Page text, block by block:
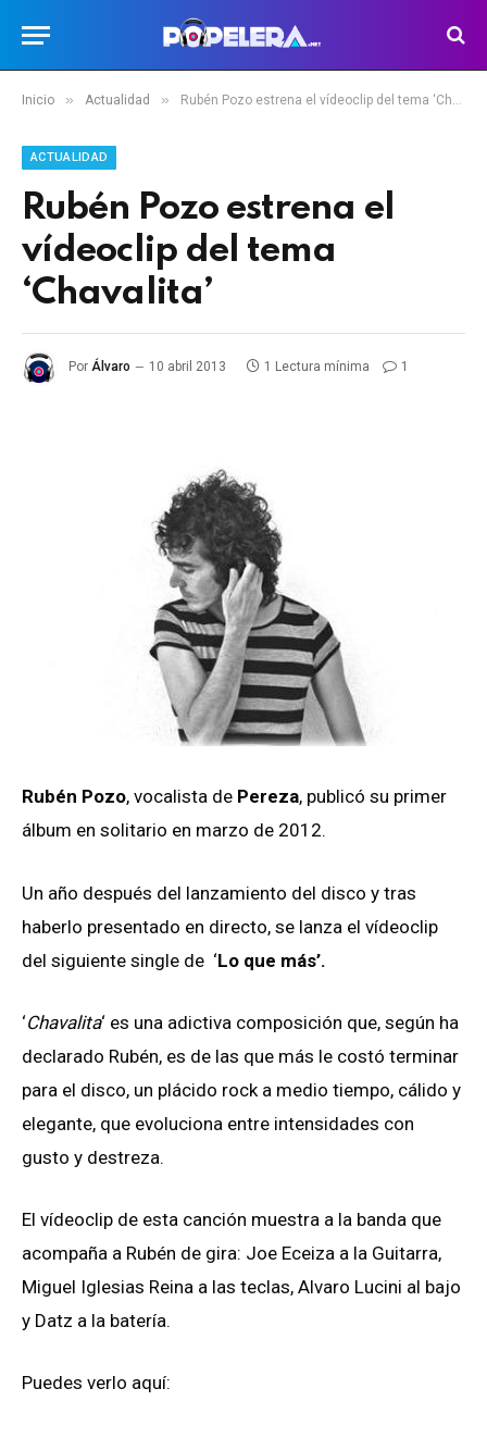
Inicio » Actualidad » Rubén Pozo estrena el vídeoclip del tema ‘Chavalita’
ACTUALIDAD
Rubén Pozo estrena el
vídeoclip del tema
‘Chavalita’
Por Álvaro 10 abril 2013 1 Lectura mínima 1
Rubén Pozo, vocalista de Pereza, publicó su primer
álbum en solitario en marzo de 2012.
Un año después del lanzamiento del disco y tras
haberlo presentado en directo, se lanza el vídeoclip
del siguiente single de ‘Lo que más’.
‘Chavalita‘ es una adictiva composición que, según ha
declarado Rubén, es de las que más le costó terminar
para el disco, un plácido rock a medio tiempo, cálido y
elegante, que evoluciona entre intensidades con
gusto y destreza.
El vídeoclip de esta canción muestra a la banda que
acompaña a Rubén de gira: Joe Eceiza a la Guitarra,
Miguel Iglesias Reina a las teclas, Alvaro Lucini al bajo
y Datz a la batería.
Puedes verlo aquí: